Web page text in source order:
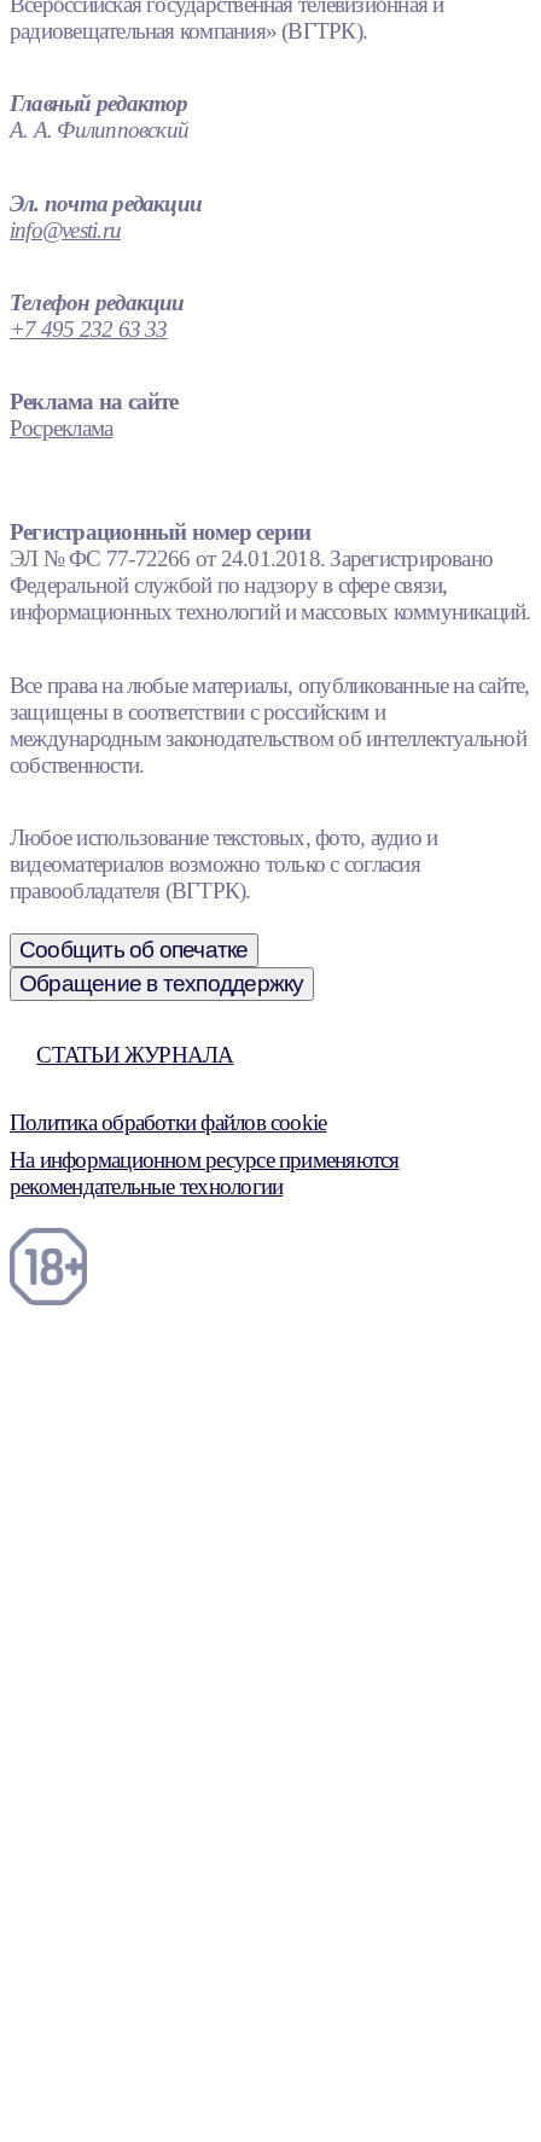
радиовещательная компания» (ВГТРК).
Главный редактор
А. А. Филипповский
Эл. почта редакции
info@vesti.ru
Телефон редакции
+7 495 232 63 33
Реклама на сайте
Росреклама
Регистрационный номер серии
ЭЛ № ФС 77-72266 от 24.01.2018. Зарегистрировано
Федеральной службой по надзору в сфере связи,
информационных технологий и массовых коммуникаций.
Все права на любые материалы, опубликованные на сайте,
защищены в соответствии с российским и
международным законодательством об интеллектуальной
собственности.
Любое использование текстовых, фото, аудио и
видеоматериалов возможно только с согласия
правообладателя (ВГТРК).
Сообщить об опечатке
Обращение в техподдержку
СТАТЬИ ЖУРНАЛА
Политика обработки файлов cookie
На информационном ресурсе применяются
рекомендательные технологии